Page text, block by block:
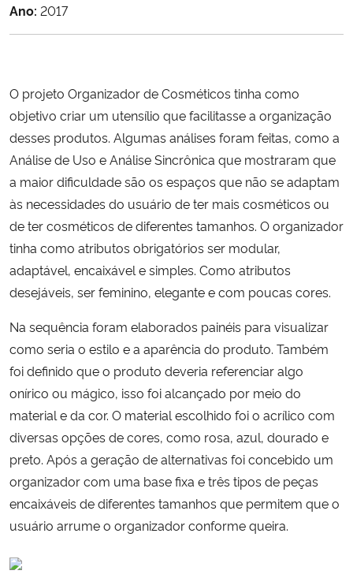
Ministério da Ciência, Tecnologia, Inovações e Comunicações
Ministério do Turismo
Ministério do Desenvolvimento Regional
Controladoria-Geral da União
Ministério da Mulher, da Família e dos Direitos Humanos
Secretaria-Geral
Gabinete de Segurança Institucional
Advocacia-Geral da União
Banco Central do Brasil
Planalto
Ano: 2017
O projeto Organizador de Cosméticos tinha como
objetivo criar um utensílio que facilitasse a organização
desses produtos. Algumas análises foram feitas, como a
Análise de Uso e Análise Sincrônica que mostraram que
a maior dificuldade são os espaços que não se adaptam
às necessidades do usuário de ter mais cosméticos ou
de ter cosméticos de diferentes tamanhos. O organizador
tinha como atributos obrigatórios ser modular,
adaptável, encaixável e simples. Como atributos
desejáveis, ser feminino, elegante e com poucas cores.
Na sequência foram elaborados painéis para visualizar
como seria o estilo e a aparência do produto. Também
foi definido que o produto deveria referenciar algo
onírico ou mágico, isso foi alcançado por meio do
material e da cor. O material escolhido foi o acrílico com
diversas opções de cores, como rosa, azul, dourado e
preto. Após a geração de alternativas foi concebido um
organizador com uma base fixa e três tipos de peças
encaixáveis de diferentes tamanhos que permitem que o
usuário arrume o organizador conforme queira.